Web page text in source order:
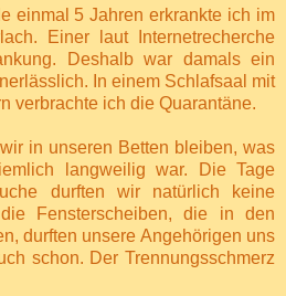
einmal 5 Jahren erkrankte ich im
Einer laut Internetrecherche
Deshalb war damals ein
In einem Schlafsaal mit
verbrachte ich die Quarantäne.
in unseren Betten bleiben, was
langweilig war. Die Tage
durften wir natürlich keine
Fensterscheiben, die in den
durften unsere Angehörigen uns
schon. Der Trennungsschmerz